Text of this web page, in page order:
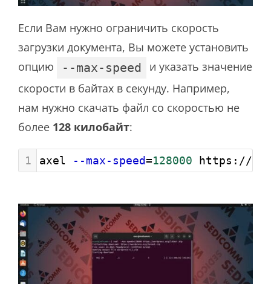
Если Вам нужно ограничить скорость
загрузки документа, Вы можете установить
опцию
--max-speed
и указать значение
скорости в байтах в секунду. Например,
нам нужно скачать файл со скоростью не
более 128 килобайт:
1 axel --max-speed=128000 https://